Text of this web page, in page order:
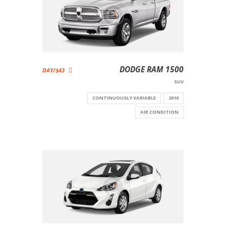
DODGE RAM 1500
SUV
$43/DAY
2010
CONTINUOUSLY VARIABLE
AIR CONDITION